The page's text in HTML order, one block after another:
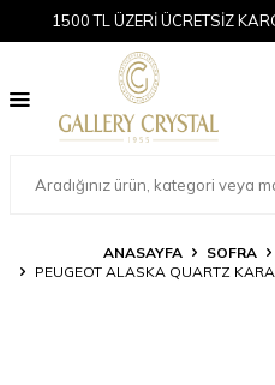
1500 TL ÜZERİ ÜCRETSİZ
ANASAYFA SOFRA
PEUGEOT ALASKA QUARTZ